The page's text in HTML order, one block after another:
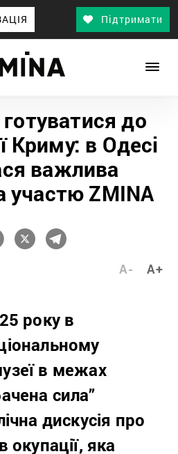
Підтримати
готуватися до
Криму: в Одесі
важлива
участю ZMINA
A+
A-
року в
в межах
сила”
дискусія про
окупації, яка